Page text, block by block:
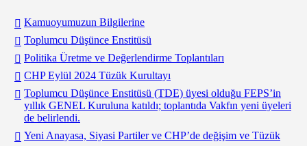
Kamuoyumuzun Bilgilerine
Toplumcu Düşünce Enstitüsü
Politika Üretme ve Değerlendirme Toplantıları
CHP Eylül 2024 Tüzük Kurultayı
Toplumcu Düşünce Enstitüsü (TDE) üyesi olduğu FEPS’in
yıllık GENEL Kuruluna katıldı; toplantıda Vakfın yeni üyeleri
de belirlendi.
Yeni Anayasa, Siyasi Partiler ve CHP’de değişim ve Tüzük